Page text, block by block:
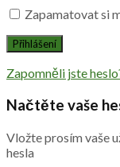
Zapamatovat si
Zapomněli jste
Načtěte vaše
Vložte prosím vaše
hesla